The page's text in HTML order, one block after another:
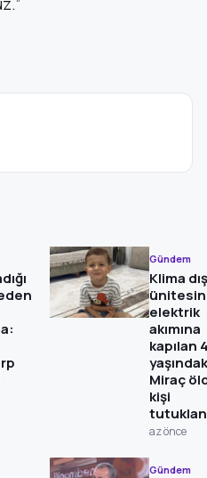
Gündem
Klima dış
elektrik
akımına
kapılan
Miraç
kişi
az önce
Gündem